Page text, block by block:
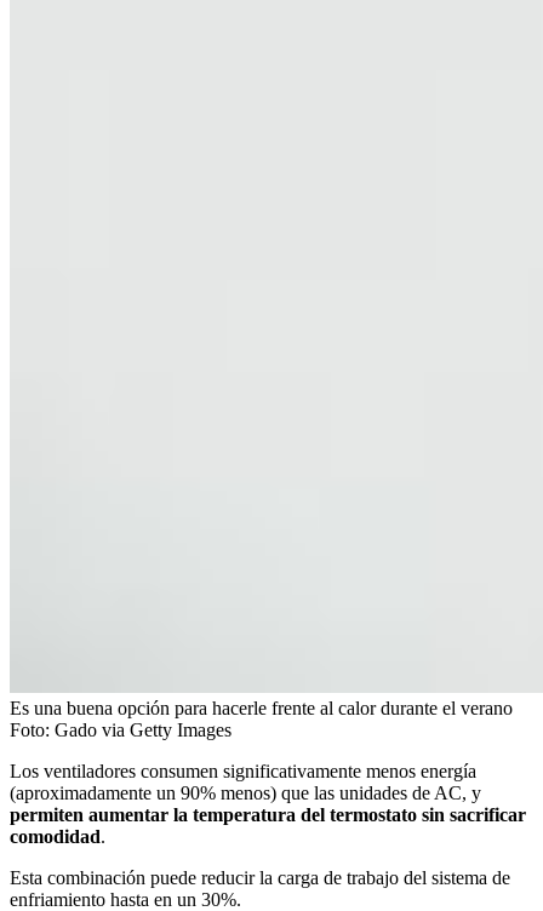
Es una buena opción para hacerle frente al calor durante el verano
Foto: Gado via Getty Images
Los ventiladores consumen significativamente menos energía
(aproximadamente un 90% menos) que las unidades de AC, y
permiten aumentar la temperatura del termostato sin sacrificar
comodidad.
Esta combinación puede reducir la carga de trabajo del sistema de
enfriamiento hasta en un 30%.